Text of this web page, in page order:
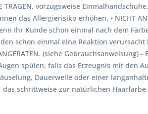
TRAGEN, vorzugsweise
das Allergierisiko erhöhen. • NICHT
Ihr Kunde schon einmal nach dem
schon einmal eine Reaktion verursacht
ANGERATEN. (siehe
spülen, falls das Erzeugnis mit den
Dauerwelle oder einer
schrittweise zur natürlichen